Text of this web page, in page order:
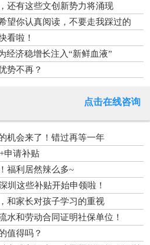
还有这些文创新势力将涌现
望你认真阅读，不要走我踩过的
看啦！
经济稳增长注入“新鲜血液”
势不再？
点击在线咨询
机会来了！错过再等一年
申请补贴
福利居然辣么多~
圳这些补贴开始申领啦！
和家长对孩子学习的重视
水和劳动合同证明社保单位！
值得吗？